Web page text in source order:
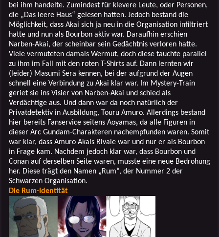
bei ihm handelte. Zumindest für klevere Leute, oder Personen,
die „Das leere Haus“ gelesen hatten. Jedoch bestand die
Möglichkeit, dass Akai sich ja neu in die Organisation infiltriert
hatte und nun als Bourbon aktiv war. Daraufhin erschien
Narben-Akai, der scheinbar sein Gedächtnis verloren hatte.
Viele vermuteten damals Wermut, doch diese tauchte parallel
zu ihm im Fall mit den roten T-Shirts auf. Dann lernten wir
(leider) Masumi Sera kennen, bei der aufgrund der Augen
schnell eine Verbindung zu Akai klar war. Im Mystery-Train
geriet sie ins Visier von Narben-Akai und schied als
Verdächtige aus. Und dann war da noch natürlich der
Privatdetektiv in Ausbildung, Touru Amuro. Allerdings bestand
hier bereits Fanservice seitens Aoyamas, da alle Figuren in
dieser Arc Gundam-Charakteren nachempfunden waren. Somit
war klar, dass Amuro Akais Rivale war und nur er als Bourbon
in Frage kam. Nachdem jedoch klar war, dass Bourbon und
Conan auf derselben Seite waren, musste eine neue Bedrohung
her. Diese trägt den Namen „Rum“, der Nummer 2 der
Schwarzen Organisation.
Die Rum-Identität